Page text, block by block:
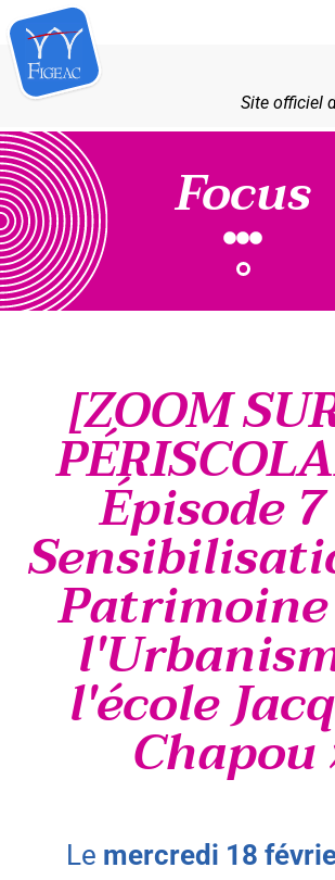
Site officiel
Focus
[ZOOM
Épisode
l'école
Chapou
le mercredi 18